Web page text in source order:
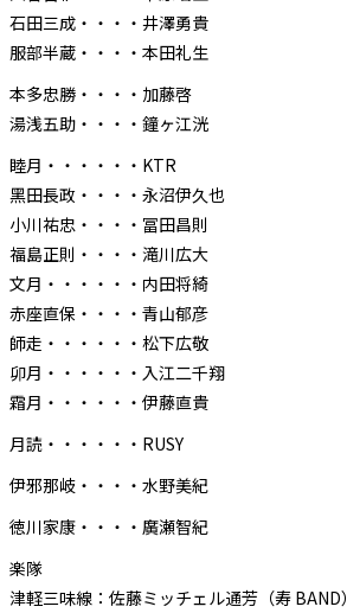
⽯⽥三成・・・・井澤勇貴
服部半蔵・・・・本⽥礼⽣
本多忠勝・・・・加藤啓
湯浅五助・・・・鐘ヶ江洸
睦⽉・・・・・・KTR
⿊⽥⻑政・・・・永沼伊久也
⼩川祐忠・・・・冨⽥昌則
福島正則・・・・滝川広⼤
⽂⽉・・・・・・内⽥将綺
⾚座直保・・・・⻘⼭郁彦
師⾛・・・・・・松下広敬
卯⽉・・・・・・⼊江⼆千翔
霜⽉・・・・・・伊藤直貴
⽉読・・・・・・RUSY
伊邪那岐・・・・⽔野美紀
徳川家康・・・・廣瀬智紀
楽隊
津軽三味線：佐藤ミッチェル通芳（寿 BAND）